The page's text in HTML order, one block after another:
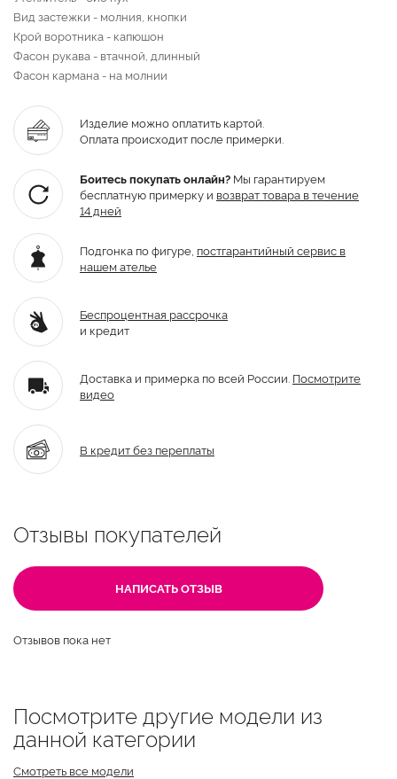
Вид застежки - молния, кнопки
Крой воротника - капюшон
Фасон рукава - втачной, длинный
Фасон кармана - на молнии
Изделие можно оплатить картой.
Оплата происходит после примерки.
Боитесь покупать онлайн? Мы гарантируем
бесплатную примерку и возврат товара в течение
14 дней
Подгонка по фигуре, постгарантийный сервис в
нашем ателье
Беспроцентная рассрочка
и кредит
Доставка и примерка по всей России. Посмотрите
видео
В кредит без переплаты
Отзывы покупателей
НАПИСАТЬ ОТЗЫВ
Отзывов пока нет
Посмотрите другие модели из
данной категории
Смотреть все модели